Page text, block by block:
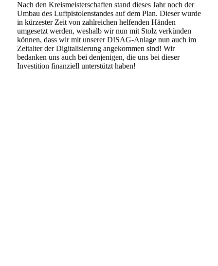
Nach den Kreismeisterschaften stand dieses Jahr noch der
Umbau des Luftpistolenstandes auf dem Plan. Dieser wurde
in kürzester Zeit von zahlreichen helfenden Händen
umgesetzt werden, weshalb wir nun mit Stolz verkünden
können, dass wir mit unserer DISAG-Anlage nun auch im
Zeitalter der Digitalisierung angekommen sind! Wir
bedanken uns auch bei denjenigen, die uns bei dieser
Investition finanziell unterstützt haben!